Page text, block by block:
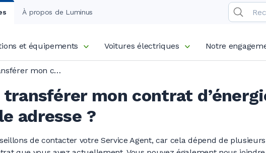
À propos de Luminus
et équipements Voitures électriques Notre
Puis‑je transférer mon contrat d’énergie vers ma nouvelle adresse ?
transférer mon contrat
adresse ?
de contacter votre Service Agent, car cela dépend de